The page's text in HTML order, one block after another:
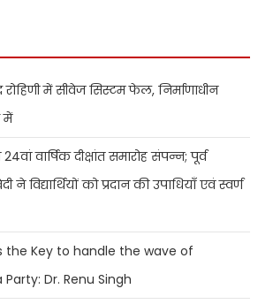
में सीवेज सिस्टम फेल, निर्माणाधीन
में
वार्षिक दीक्षांत समारोह संपन्न; पूर्व
ने विद्यार्थियों को प्रदान की उपाधियाँ एवं स्वर्ण
Key to handle the wave of
Dr. Renu Singh